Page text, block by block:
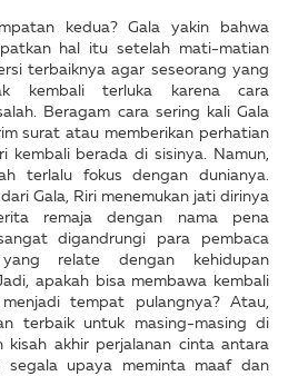
kedua? Gala yakin bahwa
hal itu setelah mati-matian
terbaiknya agar seseorang yang
kembali terluka karena cara
Beragam cara sering kali Gala
surat atau memberikan perhatian
kembali berada di sisinya. Namun,
terlalu fokus dengan dunianya.
Gala, Riri menemukan jati dirinya
remaja dengan nama pena
digandrungi para pembaca
relate dengan kehidupan
apakah bisa membawa kembali
tempat pulangnya? Atau,
terbaik untuk masing-masing di
kisah akhir perjalanan cinta antara
segala upaya meminta maaf dan